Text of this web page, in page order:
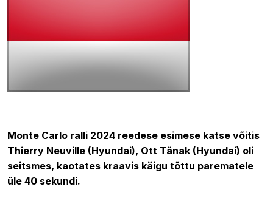
Monte Carlo ralli 2024 reedese esimese katse võitis
Thierry Neuville (Hyundai), Ott Tänak (Hyundai) oli
seitsmes, kaotates kraavis käigu tõttu parematele
üle 40 sekundi.